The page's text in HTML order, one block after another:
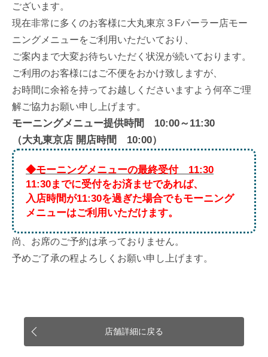
ございます。
現在非常に多くのお客様に大丸東京３Fパーラー店モー
ニングメニューをご利用いただいており、
ご案内まで大変お待ちいただく状況が続いております。
ご利用のお客様にはご不便をおかけ致しますが、
お時間に余裕を持ってお越しくださいますよう何卒ご理
解ご協力お願い申し上げます。
モーニングメニュー提供時間 10:00～11:30
（大丸東京店 開店時間 10:00）
◆モーニングメニューの最終受付 11:30
11:30までに受付をお済ませであれば、
入店時間が11:30を過ぎた場合でもモーニング
メニューはご利用いただけます。
尚、お席のご予約は承っておりません。
予めご了承の程よろしくお願い申し上げます。
店舗詳細に戻る